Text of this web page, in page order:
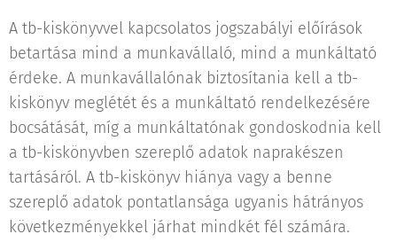
A tb-kiskönyvvel kapcsolatos jogszabályi előírások
betartása mind a munkavállaló, mind a munkáltató
érdeke. A munkavállalónak biztosítania kell a tb-
kiskönyv meglétét és a munkáltató rendelkezésére
bocsátását, míg a munkáltatónak gondoskodnia kell
a tb-kiskönyvben szereplő adatok naprakészen
tartásáról. A tb-kiskönyv hiánya vagy a benne
szereplő adatok pontatlansága ugyanis hátrányos
következményekkel járhat mindkét fél számára.